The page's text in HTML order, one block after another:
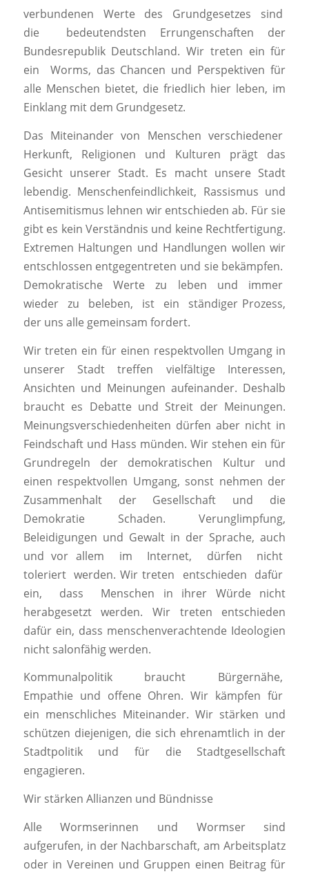
verbundenen Werte des Grundgesetzes sind
die bedeutendsten Errungenschaften der
Bundesrepublik Deutschland. Wir treten ein für
ein Worms, das Chancen und Perspektiven für
alle Menschen bietet, die friedlich hier leben, im
Einklang mit dem Grundgesetz.
Das Miteinander von Menschen verschiedener
Herkunft, Religionen und Kulturen prägt das
Gesicht unserer Stadt. Es macht unsere Stadt
lebendig. Menschenfeindlichkeit, Rassismus und
Antisemitismus lehnen wir entschieden ab. Für sie
gibt es kein Verständnis und keine Rechtfertigung.
Extremen Haltungen und Handlungen wollen wir
entschlossen entgegentreten und sie bekämpfen.
Demokratische Werte zu leben und immer
wieder zu beleben, ist ein ständiger Prozess,
der uns alle gemeinsam fordert.
Wir treten ein für einen respektvollen Umgang in
unserer Stadt treffen vielfältige Interessen,
Ansichten und Meinungen aufeinander. Deshalb
braucht es Debatte und Streit der Meinungen.
Meinungsverschiedenheiten dürfen aber nicht in
Feindschaft und Hass münden. Wir stehen ein für
Grundregeln der demokratischen Kultur und
einen respektvollen Umgang, sonst nehmen der
Zusammenhalt der Gesellschaft und die
Demokratie Schaden. Verunglimpfung,
Beleidigungen und Gewalt in der Sprache, auch
und vor allem im Internet, dürfen nicht
toleriert werden. Wir treten entschieden dafür
ein, dass Menschen in ihrer Würde nicht
herabgesetzt werden. Wir treten entschieden
dafür ein, dass menschenverachtende Ideologien
nicht salonfähig werden.
Kommunalpolitik braucht Bürgernähe,
Empathie und offene Ohren. Wir kämpfen für
ein menschliches Miteinander. Wir stärken und
schützen diejenigen, die sich ehrenamtlich in der
Stadtpolitik und für die Stadtgesellschaft
engagieren.
Wir stärken Allianzen und Bündnisse
Alle Wormserinnen und Wormser sind
aufgerufen, in der Nachbarschaft, am Arbeitsplatz
oder in Vereinen und Gruppen einen Beitrag für